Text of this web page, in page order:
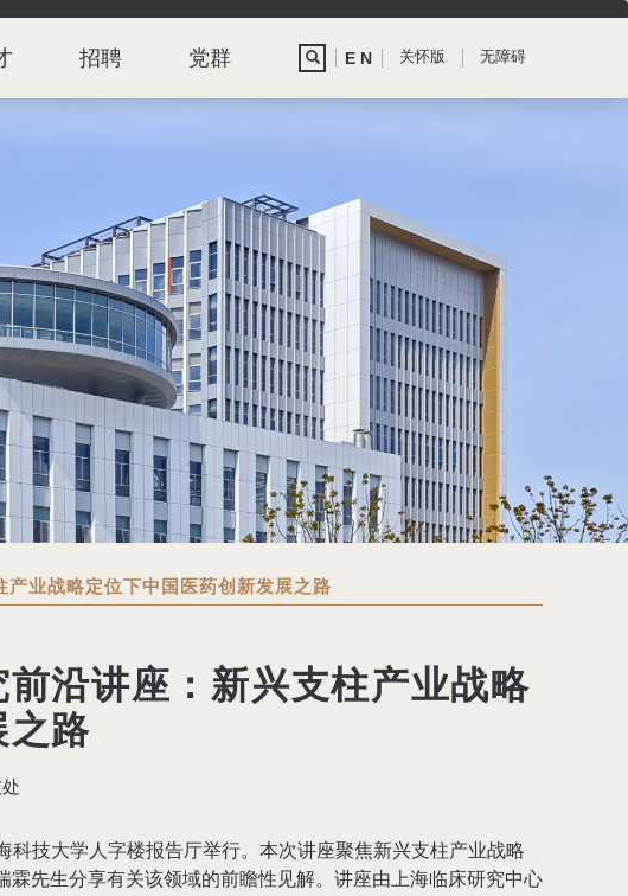
招聘 党群 E N 关怀版 无障碍
业战略定位下中国医药创新发展之路
沿讲座：新兴支柱产业战略
之路
科技大学人字楼报告厅举行。本次讲座聚焦新兴支柱产业战略
先生分享有关该领域的前瞻性见解。讲座由上海临床研究中心